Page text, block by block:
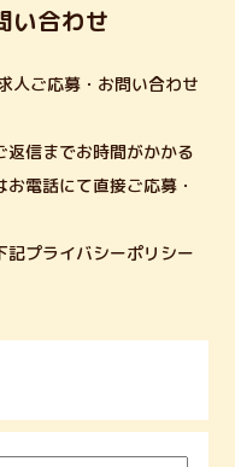
い合わせ
人ご応募・お問い合わせ
返信までお時間がかかる
電話にて直接ご応募・
記プライバシーポリシー